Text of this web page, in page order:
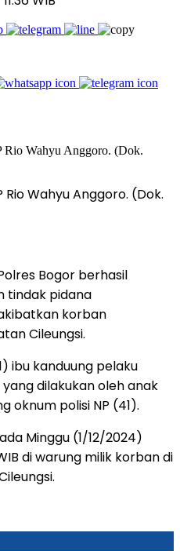
Rio Wahyu Anggoro. (Dok.
Bogor berhasil
tindak pidana
korban
Cileungsi.
ibu kanduung pelaku
dilakukan oleh anak
oknum polisi NP (41).
Minggu (1/12/2024)
di warung milik korban di